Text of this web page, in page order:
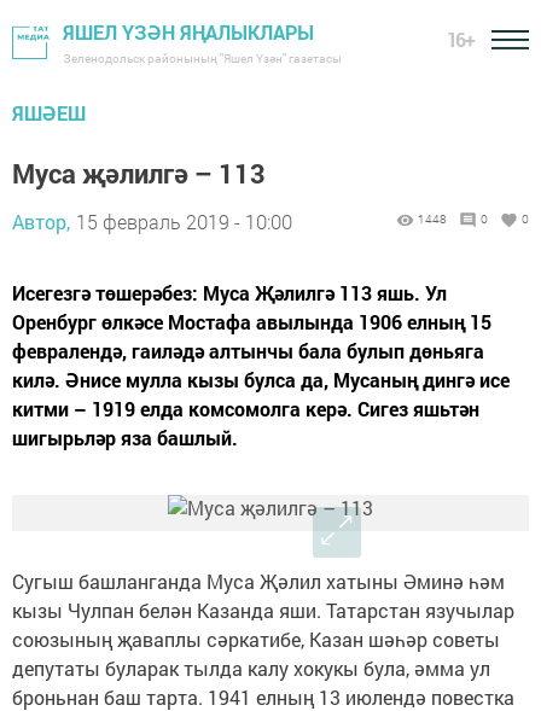
ЯШЕЛ ҮЗӘН ЯҢАЛЫКЛАРЫ
Зеленодольск районының "Яшел Үзән" газетасы
16+
ЯШӘЕШ
Муса җәлилгә – 113
Автор, 15 февраль 2019 - 10:00 1448 0 0
Исегезгә төшерәбез: Муса Җәлилгә 113 яшь. Ул
Оренбург өлкәсе Мостафа авылында 1906 елның 15
февралендә, гаиләдә алтынчы бала булып дөньяга
килә. Әнисе мулла кызы булса да, Мусаның дингә исе
китми – 1919 елда комсомолга керә. Сигез яшьтән
шигырьләр яза башлый.
Сугыш башланганда Муса Җәлил хатыны Әминә һәм
кызы Чулпан белән Казанда яши. Татарстан язучылар
сою­зының җаваплы сәркатибе, Казан шәһәр советы
депутаты буларак тылда калу хокукы була, әмма ул
броньнан баш тарта. 1941 елның 13 июлендә повестка